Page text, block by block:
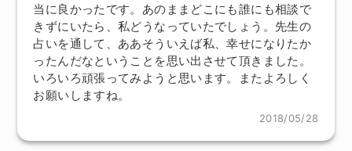
当に良かったです。あのままどこにも誰にも相談で
きずにいたら、私どうなっていたでしょう。先生の
占いを通して、ああそういえば私、幸せになりたか
ったんだなということを思い出させて頂きました。
いろいろ頑張ってみようと思います。またよろしく
お願いしますね。
2018/05/28